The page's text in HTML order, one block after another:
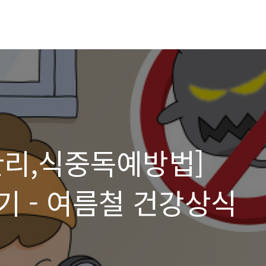
,식중독예방법]
- 여름철 건강상식